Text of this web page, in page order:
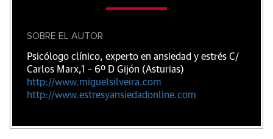
SOBRE EL AUTOR
Psicólogo clínico, experto en ansiedad y estrés C/
Carlos Marx,1 - 6º D Gijón (Asturias)
http://www.miguelsilveira.com
http://www.estresyansiedadonline.com